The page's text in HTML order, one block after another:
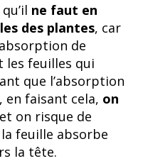
ne faut en
des plantes, car
de
les feuilles qui
que l’absorption
en faisant cela, on
et on risque de
feuille absorbe
la tête.